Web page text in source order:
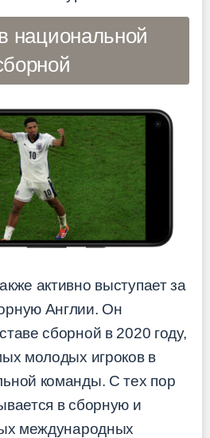
национальной
активно выступает за
Англии. Он
сборной в 2020 году,
молодых игроков в
команды. С тех пор
в сборную и
международных